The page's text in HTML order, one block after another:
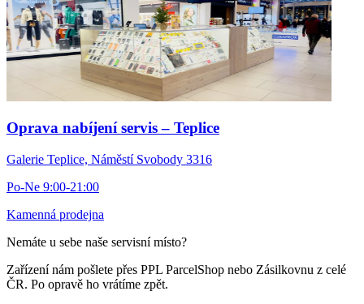
Oprava nabíjení servis – Teplice
Galerie Teplice, Náměstí Svobody 3316
Po-Ne 9:00-21:00
Kamenná prodejna
Nemáte u sebe naše servisní místo?
Zařízení nám pošlete přes PPL ParcelShop nebo Zásilkovnu z celé
ČR. Po opravě ho vrátíme zpět.